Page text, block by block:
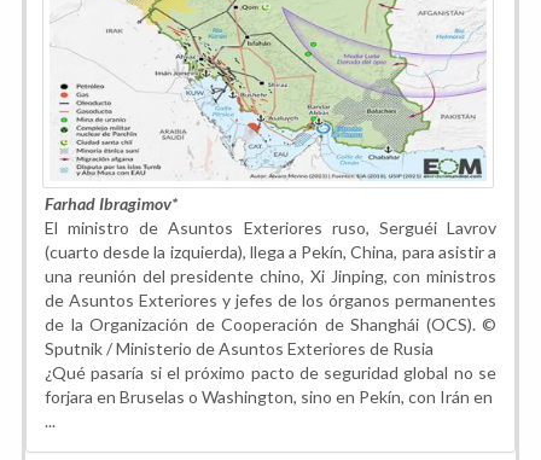
Farhad Ibragimov*
El ministro de Asuntos Exteriores ruso, Serguéi Lavrov
(cuarto desde la izquierda), llega a Pekín, China, para asistir a
una reunión del presidente chino, Xi Jinping, con ministros
de Asuntos Exteriores y jefes de los órganos permanentes
de la Organización de Cooperación de Shanghái (OCS). ©
Sputnik / Ministerio de Asuntos Exteriores de Rusia
¿Qué pasaría si el próximo pacto de seguridad global no se
forjara en Bruselas o Washington, sino en Pekín, con Irán en
...